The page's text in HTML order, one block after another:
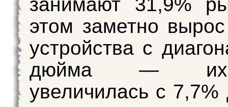
этом заметно
устройства с
дюйма —
увеличилась с